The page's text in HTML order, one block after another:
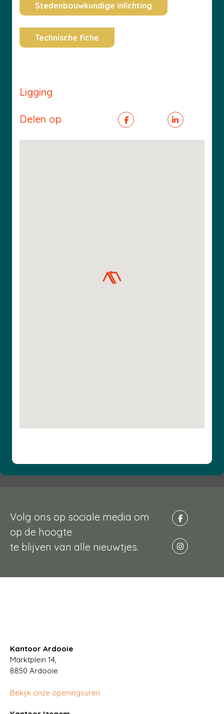
Stedenbouwkundige inlichting
Technische fiche
Ligging
Delen op
Volg ons op sociale media om
op de hoogte
te blijven van alle nieuwtjes.
Kantoor Ardooie
Marktplein 14,
8850 Ardooie
Bekijk onze openingsuren